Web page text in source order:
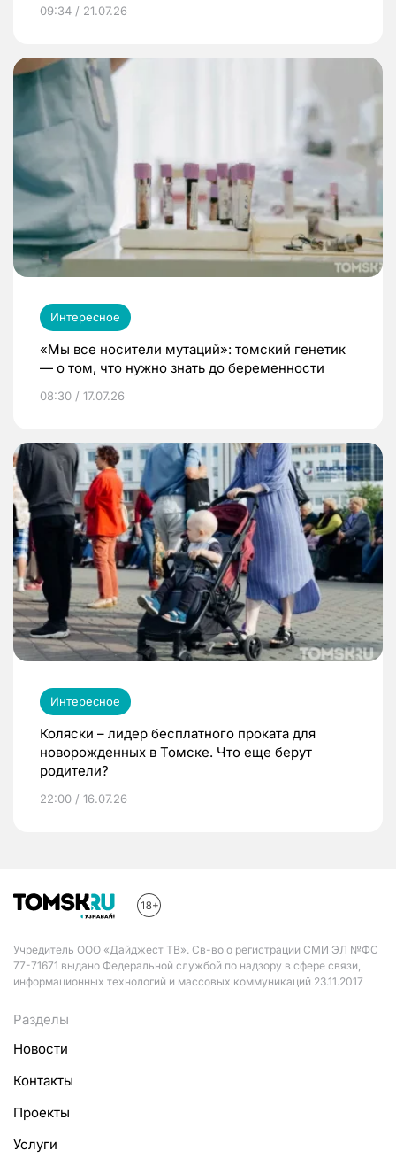
09:34 / 21.07.26
Интересное
«Мы все носители мутаций»: томский генетик
— о том, что нужно знать до беременности
08:30 / 17.07.26
Интересное
Коляски – лидер бесплатного проката для
новорожденных в Томске. Что еще берут
родители?
22:00 / 16.07.26
Учредитель ООО «Дайджест ТВ». Св-во о регистрации СМИ ЭЛ №ФС
77-71671 выдано Федеральной службой по надзору в сфере связи,
информационных технологий и массовых коммуникаций 23.11.2017
Разделы
Новости
Контакты
Проекты
Услуги